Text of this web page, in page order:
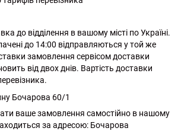
до відділення в вашому місті по Україні.
до 14:00 відправляються у той же
замовлення сервісом доставки
від двох днів. Вартість доставки
Бочарова 60/1
ваше замовлення самостійно в нашому
за адресою: Бочарова